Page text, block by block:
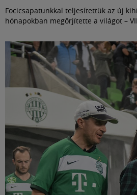
Focicsapatunkkal teljesítettük az új
hónapokban megőrjítette a világot –